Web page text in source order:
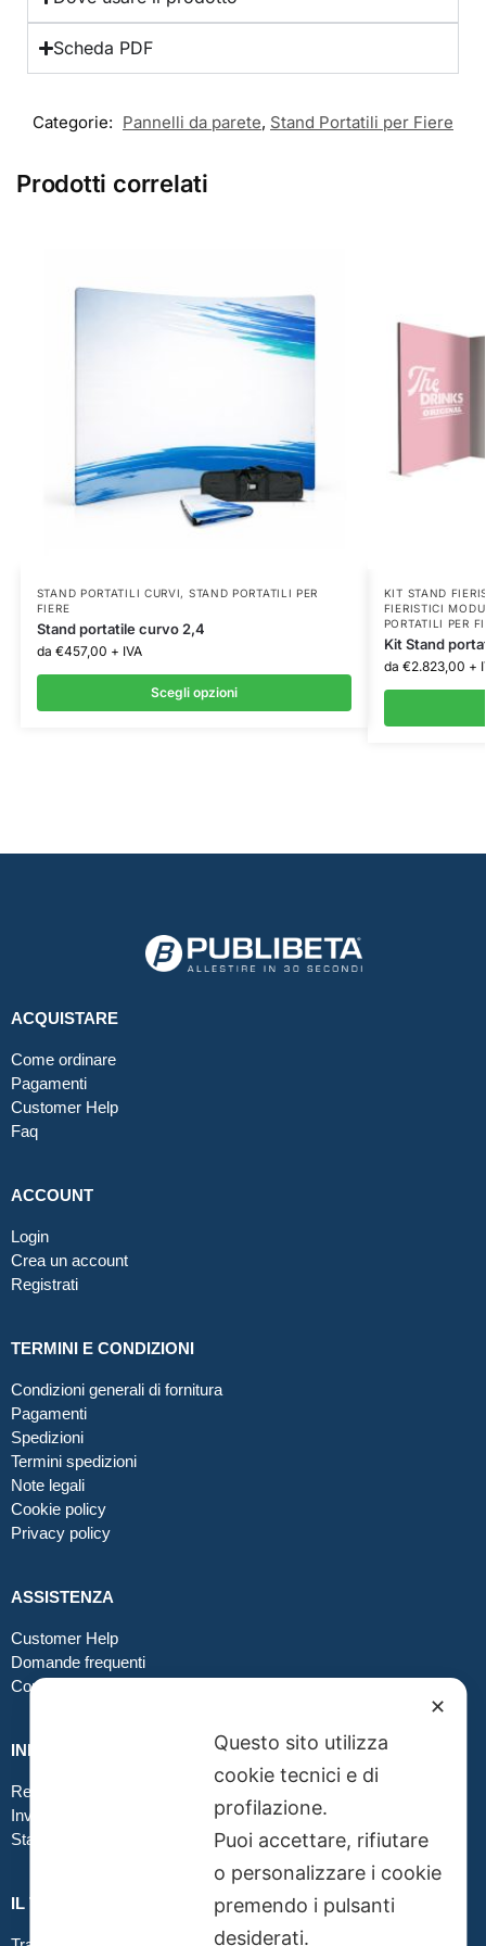
Scheda PDF
Categorie: Pannelli da parete, Stand Portatili per Fiere
Prodotti correlati
STAND PORTATILI CURVI, STAND PORTATILI PER
FIERE
Stand portatile curvo 2,4
da €457,00 + IVA
Scegli opzioni
KIT STAND
FIERISTICI
PORTATILI PER
Kit Stand
da €2.823,00 +
ACQUISTARE
Come ordinare
Pagamenti
Customer Help
Faq
ACCOUNT
Login
Crea un account
Registrati
TERMINI E CONDIZIONI
Condizioni generali di fornitura
Pagamenti
Spedizioni
Termini spedizioni
Note legali
Cookie policy
Privacy policy
ASSISTENZA
Customer Help
Domande frequenti
Contatti
INFO GRAFICA
Realizzare file corretti
Inviare file grafici
Stampa in tessuto
IL TUO ORDINE
✕
Questo sito utilizza
cookie tecnici e di
profilazione.
Puoi accettare, rifiutare
o personalizzare i cookie
premendo i pulsanti
desiderati.